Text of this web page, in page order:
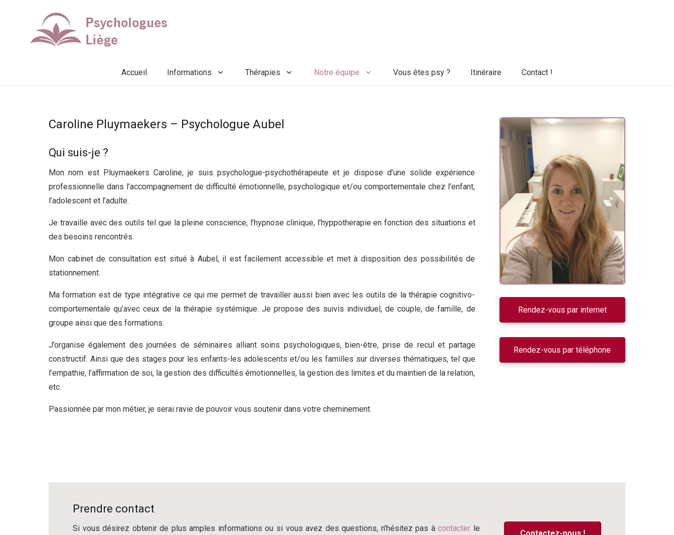
Accueil Informations Thérapies Notre équipe Vous êtes psy ? Itinéraire Contact !
Caroline Pluymaekers – Psychologue Aubel
Qui suis-je ?
Mon nom est Pluymaekers Caroline, je suis psychologue-psychothérapeute et je dispose d’une solide expérience
professionnelle dans l’accompagnement de difficulté émotionnelle, psychologique et/ou comportementale chez l’enfant,
l’adolescent et l’adulte.
Je travaille avec des outils tel que la pleine conscience, l’hypnose clinique, l’hyppotherapie en fonction des situations et
des besoins rencontrés.
Mon cabinet de consultation est situé à Aubel, il est facilement accessible et met à disposition des possibilités de
stationnement.
Ma formation est de type intégrative ce qui me permet de travailler aussi bien avec les outils de la thérapie cognitivo-
comportementale qu’avec ceux de la thérapie systémique. Je propose des suivis individuel, de couple, de famille, de
groupe ainsi que des formations.
J’organise également des journées de séminaires alliant soins psychologiques, bien-ètre, prise de recul et partage
constructif. Ainsi que des stages pour les enfants-les adolescents et/ou les familles sur diverses thématiques, tel que
l’empathie, l’affirmation de soi, la gestion des difficultés émotionnelles, la gestion des limites et du maintien de la relation,
etc.
Passionnée par mon métier, je serai ravie de pouvoir vous soutenir dans votre cheminement.
Rendez-vous par internet
Rendez-vous par téléphone
Prendre contact
Si vous désirez obtenir de plus amples informations ou si vous avez des questions, n’hésitez pas àcontacter le
Contactez-nous !